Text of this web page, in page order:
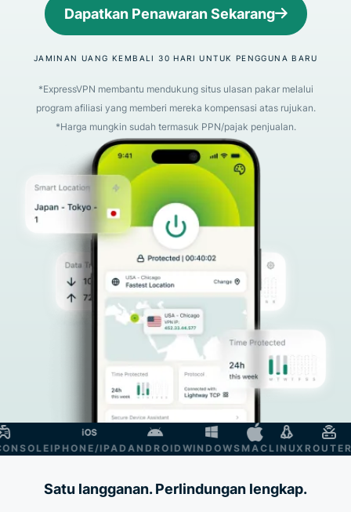
Dapatkan Penawaran Sekarang
JAMINAN UANG KEMBALI 30 HARI UNTUK PENGGUNA BARU
*ExpressVPN membantu mendukung situs ulasan pakar melalui
program afiliasi yang memberi mereka kompensasi atas rujukan.
*Harga mungkin sudah termasuk PPN/pajak penjualan.
IPHONE/IPADANDROIDWINDOWSMAC LINUX ROUTER
Satu langganan. Perlindungan lengkap.